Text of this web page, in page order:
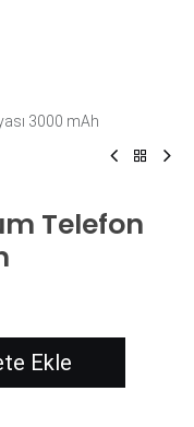
3000 mAh
Telefon
Ekle